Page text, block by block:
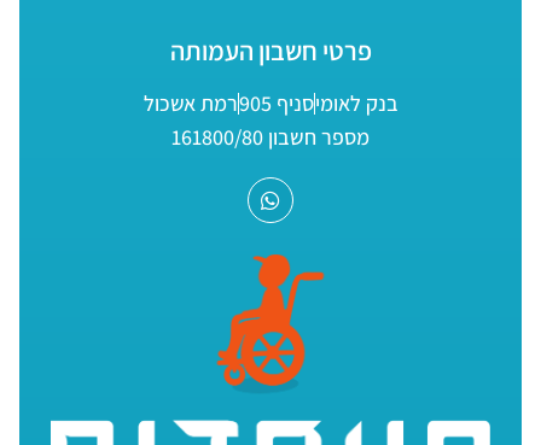
פרטי חשבון העמותה
בנק לאומיסניף 905
רמת אשכול
מספר חשבון 161800/80